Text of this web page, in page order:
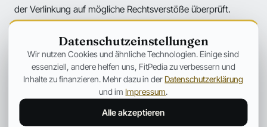
der Verlinkung auf mögliche Rechtsverstöße überprüft.
Rechtswidrige Inhalte waren zum Zeitpunkt der Verlinkung
nicht erkennbar. Bei Bekanntwerden von
Rechtsverletzungen werden wir derartige Links umgehend
entfernen.
Urheberrecht
Die durch die Seitenbetreiber erstellten Inhalte und Werke
Datenschutzeinstellungen
Wir nutzen Cookies und ähnliche Technologien. Einige sind
essenziell, andere helfen uns, FitPedia zu verbessern und
Inhalte zu finanzieren. Mehr dazu in der Datenschutzerklärung
und im Impressum
Alle akzeptieren